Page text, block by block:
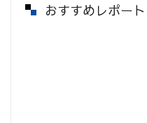
おすすめレポート